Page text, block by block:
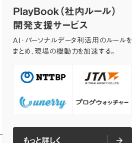
PlayBook（社内ルール）
開発支援サービス
AI･パーソナルデータ利活用のルールを
まとめ、現場の機動力を加速する。
arrow_forward